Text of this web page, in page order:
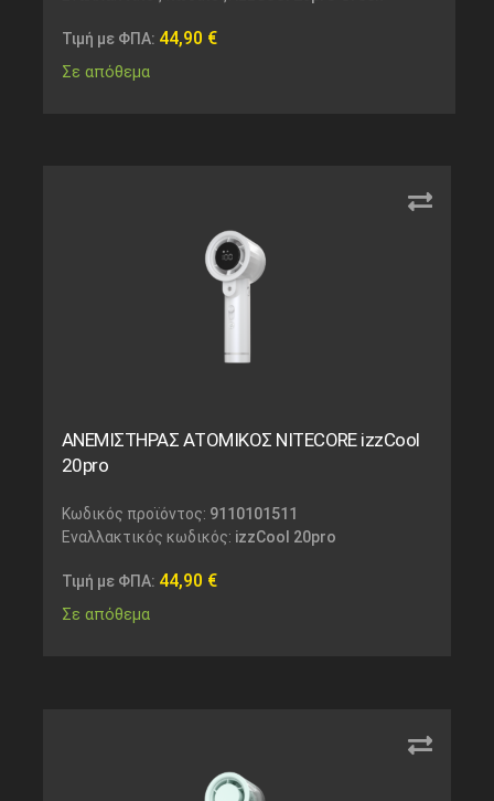
Τιμή με ΦΠΑ: 44,90 €
Σε απόθεμα
ΑΝΕΜΙΣΤΗΡΑΣ ΑΤΟΜΙΚΟΣ NITECORE izzCool
20pro
Κωδικός προϊόντος: 9110101511
Εναλλακτικός κωδικός: izzCool 20pro
Τιμή με ΦΠΑ: 44,90 €
Σε απόθεμα